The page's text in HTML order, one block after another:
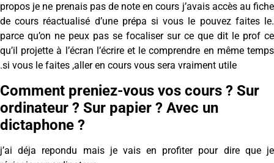
propos je ne prenais pas de note en cours j’avais accès au fiche
de cours réactualisé d’une prépa si vous le pouvez faites le.
parce qu’on ne peux pas se focaliser sur ce que dit le prof ce
qu’il projette à l’écran l’écrire et le comprendre en même temps
.si vous le faites ,aller en cours vous sera vraiment utile
Comment preniez-vous vos cours ? Sur
ordinateur ? Sur papier ? Avec un
dictaphone ?
j’ai déja repondu mais je vais en profiter pour dire que je